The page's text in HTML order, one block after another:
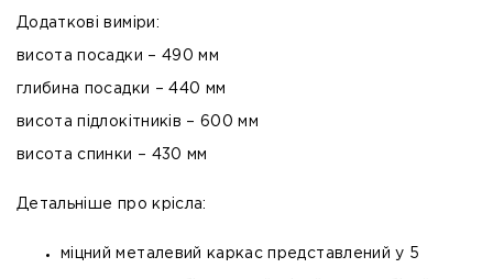
Додаткові виміри:
висота посадки – 490 мм
глибина посадки – 440 мм
висота підлокітників – 600 мм
висота спинки – 430 мм
Детальніше про крісла:
міцний металевий каркас представлений у 5